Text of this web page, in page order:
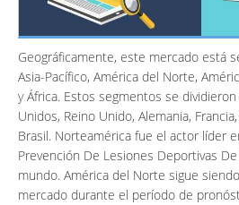
Geográficamente, este mercado está
Asia-Pacífico, América del Norte,
y África. Estos segmentos se
Unidos, Reino Unido, Alemania,
Brasil. Norteamérica fue el actor líder
Prevención De Lesiones Deportivas
mundo. América del Norte sigue
mercado durante el período de